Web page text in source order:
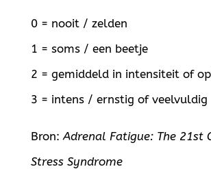
0 = nooit / zelden
1 = soms / een beetje
2 = gemiddeld in intensiteit of
3 = intens / ernstig of veelvuldig
Bron:Adrenal Fatigue: The 21st
Stress Syndrome